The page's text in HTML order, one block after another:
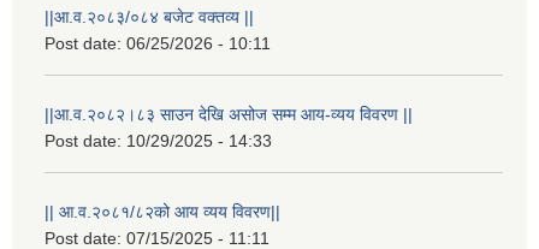
||आ.व.२०८३/०८४ बजेट वक्तव्य ||
Post date: 06/25/2026 - 10:11
||आ.व.२०८२।८३ साउन देखि असोज सम्म आय-व्यय विवरण ||
Post date: 10/29/2025 - 14:33
|| आ.व.२०८१/८२को आय व्यय विवरण||
Post date: 07/15/2025 - 11:11